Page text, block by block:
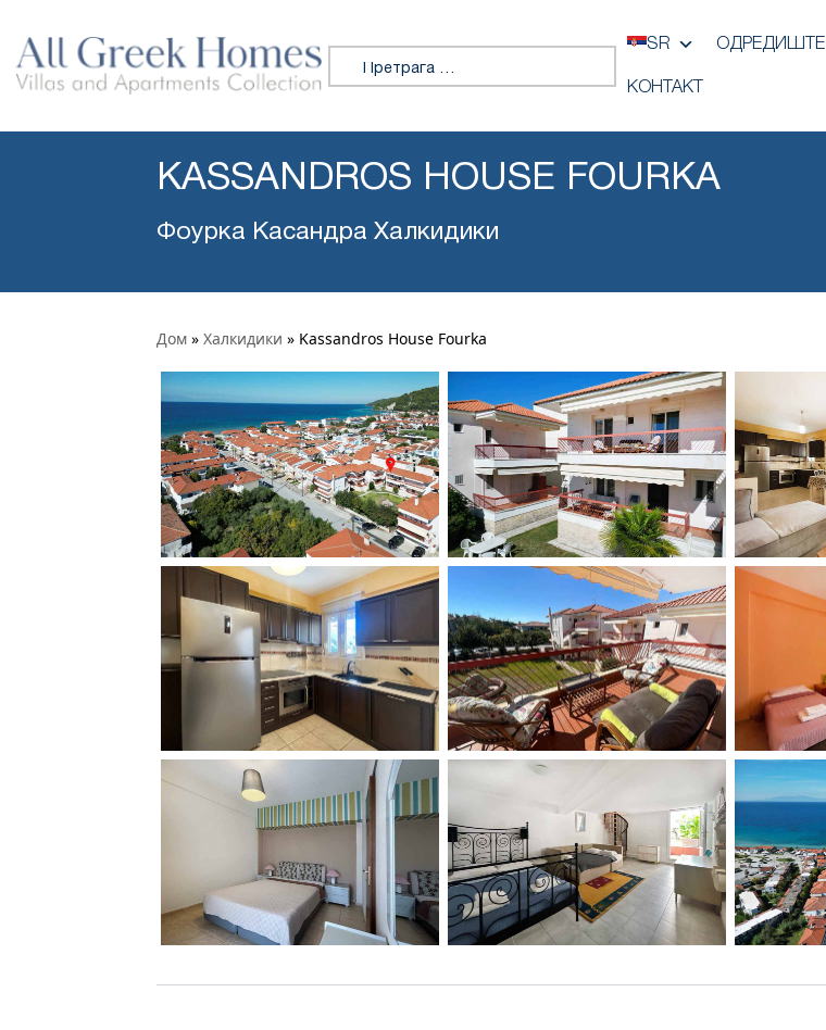
Претражи:
SR ОДРЕДИШТЕ
КОНТАКТ
KASSANDROS HOUSE FOURKA
Фоурка Касандра Халкидики
Дом » Халкидики » Kassandros House Fourka